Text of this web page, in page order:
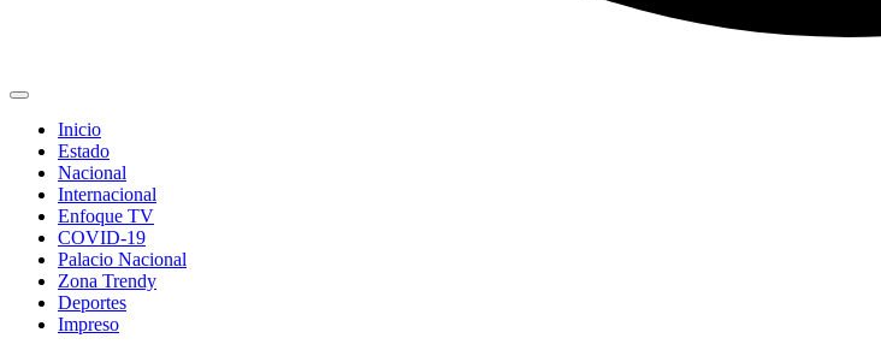
Inicio
Estado
Nacional
Internacional
Enfoque TV
COVID-19
Palacio Nacional
Zona Trendy
Deportes
Impreso